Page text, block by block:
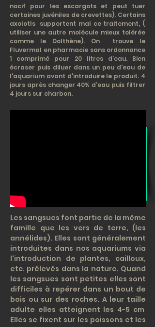
nocif pour les escargots et peut tuer
certaines juvéniles de crevettes). Certains
axolotls supportent mal ce traitement, (
utiliser une autre molécule mieux tolérée
comme le Dolthène). On trouve le
Fluvermal en pharmacie sans ordonnance
1 comprimé pour 20 litres d'eau. Bien
écraser puis diluer dans un peu d'eau de
l'aquarium avant d'introduire le produit. 4
jours après changer 40% d'eau puis filtrer
4 jours sur charbon. ​
Les sangsues font partie de la même
famille que les vers de terre, (les
annélides). Elles sont généralement
introduites dans nos aquariums via
l'introduction de plantes, cailloux,
etc. prélevés dans la nature. Quand
les sangsues sont petites elles sont
difficiles à repérer dans un bout de
bois ou sur des roches. A leur taille
adulte elles atteignent les 4-5 cm
Elles se fixent sur les poissons et les